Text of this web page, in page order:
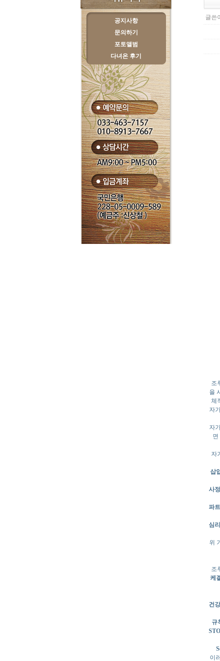
공지사항
문의하기
포토앨범
다녀온 후기
글쓴
조
을
체
자
자
면
자
삽
사
파
심
위
조
케
건
규
이